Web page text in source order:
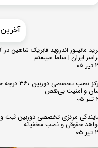
مانیتور اندروید فابریک
ایران | سلما سیستم
مرکز نصب
و امنیت بی‌نقص
مرکزی تخصصی دوربین ثبت
حقوقی و نصب مخفیانه